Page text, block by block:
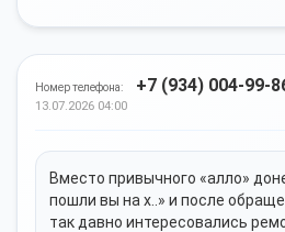
Номер телефона: +7 (934) 004-99-
13.07.2026 04:00
Вместо привычного «алло»
пошли вы на х..» и после
так давно интересовались